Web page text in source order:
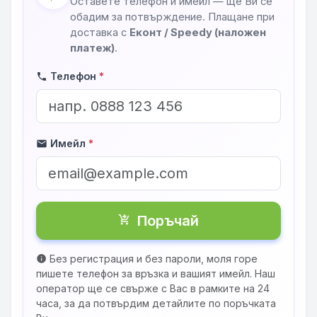
обадим за потвърждение. Плащане при
доставка с Еконт / Speedy (наложен
платеж).
phone Телефон *
mail Имейл *
shopping_cart_checkout Поръчай
info Без регистрация и без пароли, моля горе
пишете телефон за връзка и вашият имейл. Наш
оператор ще се свърже с Вас в рамките на 24
часа, за да потвърдим детайлите по поръчката